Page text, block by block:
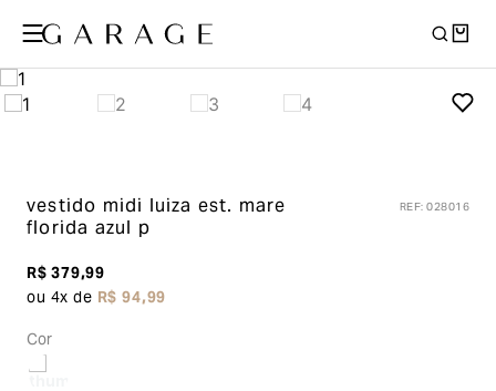
vestido midi luiza est. mare
florida azul p
REF:028016
R$379,99
ou 4x de R$94,99
Cor